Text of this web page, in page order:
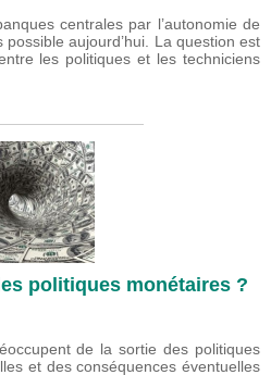
centrales par l’autonomie de
possible aujourd’hui. La question est
les politiques et les techniciens
politiques monétaires ?
de la sortie des politiques
et des conséquences éventuelles